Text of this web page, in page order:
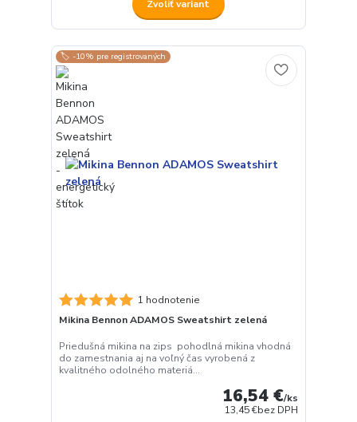
Zvoliť variant
🏷️ -10% pre registrovaných
1 hodnotenie
Mikina Bennon ADAMOS Sweatshirt zelená
Priedušná mikina na zips pohodlná mikina vhodná
do zamestnania aj na voľný čas vyrobená z
kvalitného odolného materiá...
16,54 €/ks
13,45 €bez DPH